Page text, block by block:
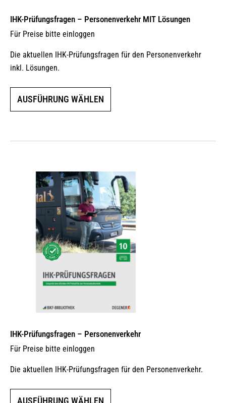
IHK-Prüfungsfragen – Personenverkehr MIT Lösungen
Für Preise bitte einloggen
Die aktuellen IHK-Prüfungsfragen für den Personenverkehr
inkl. Lösungen.
AUSFÜHRUNG WÄHLEN
Die
Optionen
können
auf
der
Produktseite
gewählt
werden
IHK-Prüfungsfragen – Personenverkehr
Für Preise bitte einloggen
Die aktuellen IHK-Prüfungsfragen für den Personenverkehr.
AUSFÜHRUNG WÄHLEN